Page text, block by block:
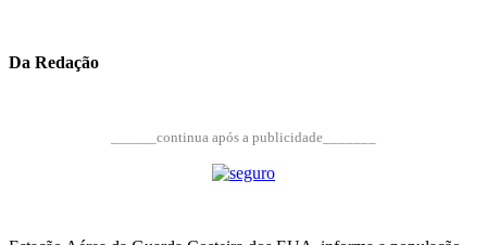
Da Redação
______continua após a publicidade_______